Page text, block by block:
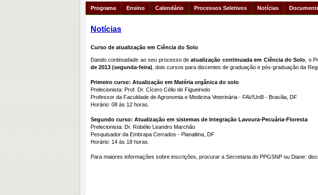
Programa Ensino Calendário Processos Seletivos Notícias
Notícias
Curso de atualização em Ciência do Solo
Dando continuidade ao seu processo deatualização continuada em Ciência do Solo , o
de 2013 (segunda-feira) , dois cursos para discentes de graduação e pós-graduação da
Primeiro curso: Atualização em Matéria orgânica do solo
Prelecionista: Prof. Dr. Cícero Célio de Figueiredo
Professor da Faculdade de Agronomia e Medicina Veterinária - FAV/UnB - Brasília, DF
Horário: 08 às 12 horas.
Segundo curso: Atualização em sistemas de Integração Lavoura-Pecuária-Floresta
Prelecionista: Dr. Robélio Leandro Marchão
Pesquisador da Embrapa Cerrados - Planaltina, DF
Horário: 14 às 18 horas.
Para maiores informações sobre inscrições, procurar a Secretaria do PPGSNP ou Diane: